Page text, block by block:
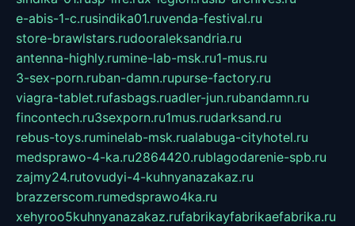
e-abis-1-c.rusindika01.ruvenda-festival.ru
store-brawlstars.rudooraleksandria.ru
antenna-highly.rumine-lab-msk.ru1-mus.ru
3-sex-porn.ruban-damn.rupurse-factory.ru
viagra-tablet.rufasbags.ruadler-jun.rubandamn.ru
fincontech.ru3sexporn.ru1mus.rudarksand.ru
rebus-toys.ruminelab-msk.rualabuga-cityhotel.ru
medsprawo-4-ka.ru2864420.rublagodarenie-spb.ru
zajmy24.rutovudyi-4-kuhnyanazakaz.ru
brazzerscom.rumedsprawo4ka.ru
xehyroo5kuhnyanazakaz.rufabrikayfabrikaefabrika.ru